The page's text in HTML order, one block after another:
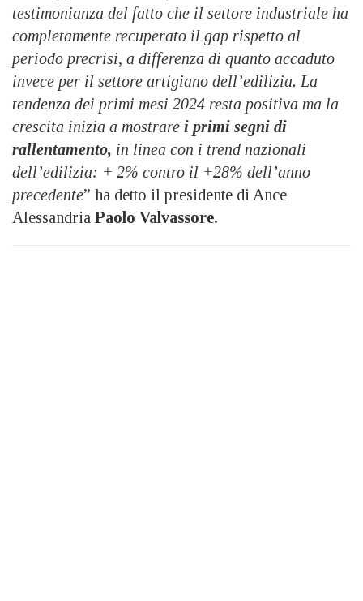
testimonianza del fatto che il settore industriale ha
completamente recuperato il gap rispetto al
periodo precrisi, a differenza di quanto accaduto
invece per il settore artigiano dell’edilizia. La
tendenza dei primi mesi 2024 resta positiva ma la
crescita inizia a mostrare i primi segni di
rallentamento, in linea con i trend nazionali
dell’edilizia: + 2% contro il +28% dell’anno
precedente” ha detto il presidente di Ance
Alessandria Paolo Valvassore.